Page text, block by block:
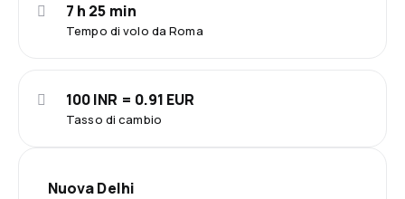
Tempo di volo da Roma
7 h 25 min
Tasso di cambio
100 INR = 0.91 EUR
Nuova Delhi